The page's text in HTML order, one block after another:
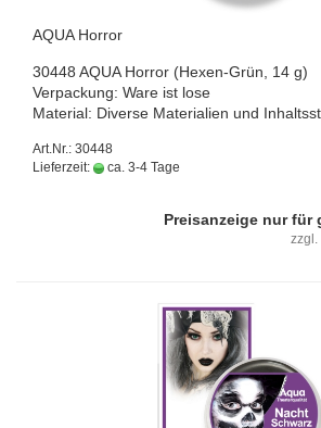
AQUA Hor­ror
30448 AQUA Hor­ror (Hexen-​Grün, 14 g)
Ver­pa­ckung: Ware ist lose
Ma­te­ri­al: Di­ver­se Ma­te­ria­li­en und
Art.Nr.: 30448
Lieferzeit:
ca. 3-4 Tage
Preisanzeige nur für
zzgl.